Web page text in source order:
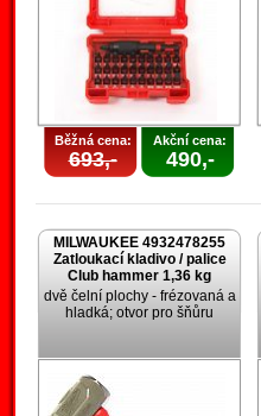
Běžná cena:
693,-
Akční cena:
490,-
MILWAUKEE 4932478255
Zatloukací kladivo / palice
Club hammer 1,36 kg
dvě čelní plochy - frézovaná a
hladká; otvor pro šňůru